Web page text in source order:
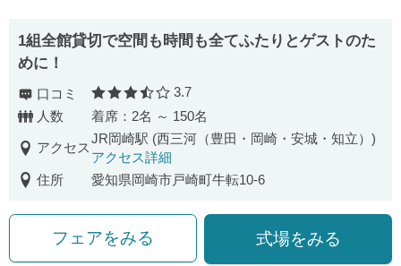
1組全館貸切で空間も時間も全てふたりとゲストのた
めに！
口コミ 口コミ評価
3.7
人数
着席：2名 ～ 150名
アクセス
JR岡崎駅 (西三河（豊田・岡崎・安城・知立）)
アクセス詳細
住所
愛知県岡崎市戸崎町牛転10-6
フェアをみる 式場をみる